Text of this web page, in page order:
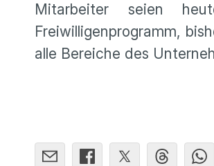
Mitarbeiter seien
Freiwilligenprogramm,
alle Bereiche des